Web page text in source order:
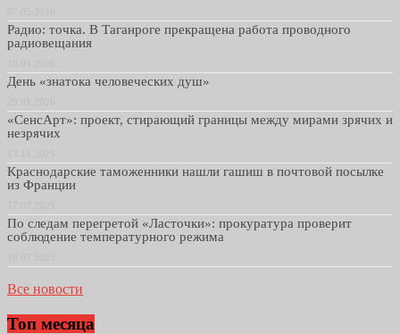
Радио: точка. В Таганроге прекращена работа проводного
радиовещания
День «знатока человеческих душ»
«СенсАрт»: проект, стирающий границы между мирами зрячих и
незрячих
Краснодарские таможенники нашли гашиш в почтовой посылке
из Франции
По следам перегретой «Ласточки»: прокуратура проверит
соблюдение температурного режима
Все новости
Топ месяца